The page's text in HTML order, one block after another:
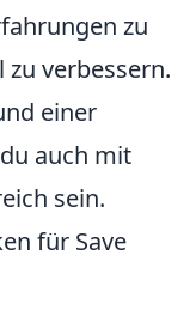
zu
verbessern.
einer
auch mit
sein.
für Save